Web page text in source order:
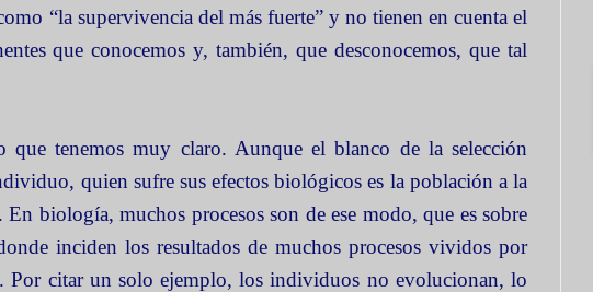
“la supervivencia del más fuerte” y no tienen en cuenta el
que conocemos y, también, que desconocemos, que tal
que tenemos muy claro. Aunque el blanco de la selección
quien sufre sus efectos biológicos es la población a la
En biología, muchos procesos son de ese modo, que es sobre
inciden los resultados de muchos procesos vividos por
Por citar un solo ejemplo, los individuos no evolucionan, lo